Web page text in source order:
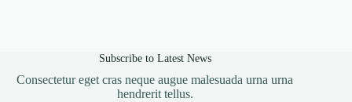
Subscribe to Latest News
Consectetur eget cras neque augue malesuada urna urna
hendrerit tellus.